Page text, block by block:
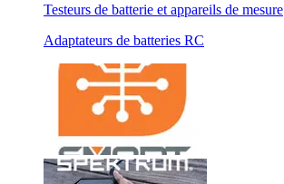
Testeurs de batterie et appareils de mesure
Adaptateurs de batteries RC